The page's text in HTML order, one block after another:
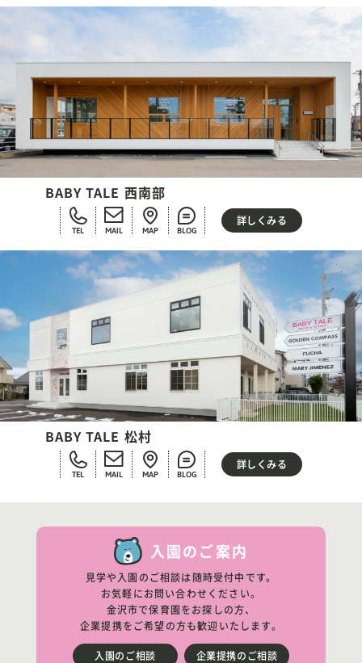
BABY TALE 西南部
TEL MAIL MAP BLOG
詳しくみる
BABY TALE 松村
TEL MAIL MAP BLOG
詳しくみる
入園のご案内
見学や入園のご相談は随時受付中です。
お気軽にお問い合わせください。
金沢市で保育園をお探しの方、
企業提携をご希望の方も歓迎いたします。
入園のご相談 企業提携のご相談